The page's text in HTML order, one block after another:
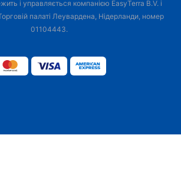
і управляється компанією EasyTerra B.V. і
палаті Леувардена, Нідерланди, номер
01104443.